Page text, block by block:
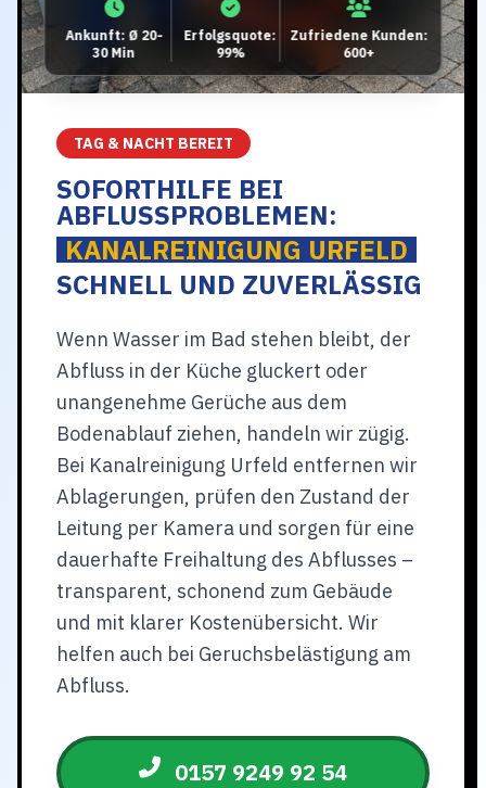
Ankunft: Ø 20-
30 Min
Erfolgsquote:
99%
Zufriedene Kunden:
600+
TAG & NACHT BEREIT
SOFORTHILFE BEI
ABFLUSSPROBLEMEN:
KANALREINIGUNG URFELD
SCHNELL UND ZUVERLÄSSIG
Wenn Wasser im Bad stehen bleibt, der
Abfluss in der Küche gluckert oder
unangenehme Gerüche aus dem
Bodenablauf ziehen, handeln wir zügig.
Bei Kanalreinigung Urfeld entfernen wir
Ablagerungen, prüfen den Zustand der
Leitung per Kamera und sorgen für eine
dauerhafte Freihaltung des Abflusses –
transparent, schonend zum Gebäude
und mit klarer Kostenübersicht. Wir
helfen auch bei Geruchsbelästigung am
Abfluss.
0157 9249 92 54